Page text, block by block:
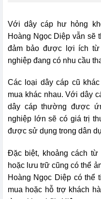
Với dây cáp hư hỏng
Hoàng Ngọc Diệp vẫn sẽ
đảm bảo được lợi ích từ
nghiệp đang có nhu cầu
Các loại dây cáp cũ
mua khác nhau. Với dây
dây cáp thường được
nghiệp lớn sẽ có giá trị
được sử dụng trong dân
Đặc biệt, khoảng cách
hoặc lưu trữ cũng có thể
Hoàng Ngọc Diệp có thể
mua hoặc hỗ trợ khách